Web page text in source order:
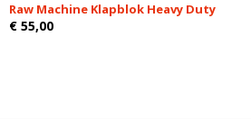
Raw Machine Klapblok Heavy Duty
€ 55,00